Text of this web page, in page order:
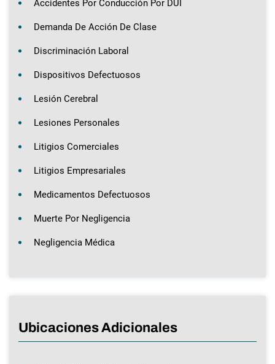
Accidentes Por Conducción Por DUI
Demanda De Acción De Clase
Discriminación Laboral
Dispositivos Defectuosos
Lesión Cerebral
Lesiones Personales
Litigios Comerciales
Litigios Empresariales
Medicamentos Defectuosos
Muerte Por Negligencia
Negligencia Médica
Ubicaciones Adicionales